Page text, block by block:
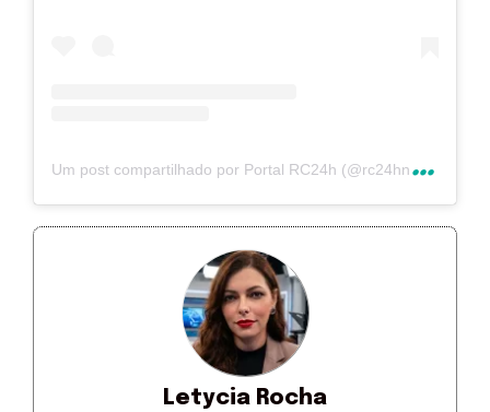
U
m post compartilhado por Portal RC24h (@rc24hnoticias)
Letycia Rocha